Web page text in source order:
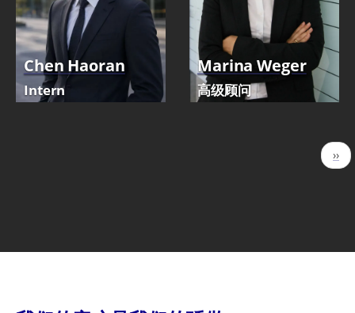
Chen Haoran
Intern
Marina Weger
高级顾问
下
一
››